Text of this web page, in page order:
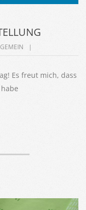
Es freut mich, dass